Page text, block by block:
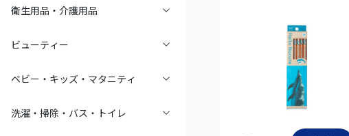
衛生用品・介護用品
ビューティー
ベビー・キッズ・マタニティ
洗濯・掃除・バス・トイレ